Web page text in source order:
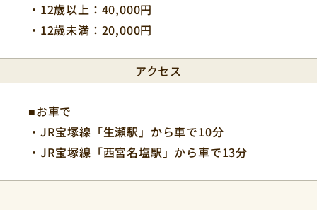
・12歳以上：40,000円
・12歳未満：20,000円
アクセス
■お車で
・JR宝塚線「生瀬駅」から車で10分
・JR宝塚線「西宮名塩駅」から車で13分